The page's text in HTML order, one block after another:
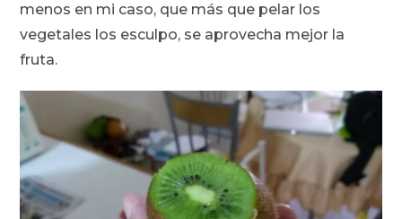
menos en mi caso, que más que pelar los
vegetales los esculpo, se aprovecha mejor la
fruta.